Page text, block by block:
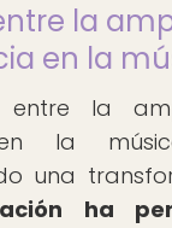
la
en la
entre la
en la
una
ha